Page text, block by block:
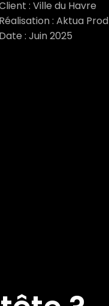
: Ville du Havre
Réalisation : Aktua Prod
Date : Juin 2025